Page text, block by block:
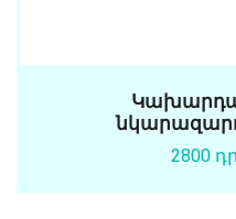
2800